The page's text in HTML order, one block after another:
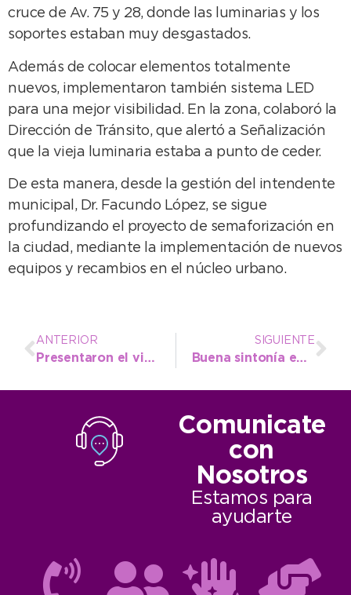
cruce de Av. 75 y 28, donde las luminarias y los
soportes estaban muy desgastados.
Además de colocar elementos totalmente
nuevos, implementaron también sistema LED
para una mejor visibilidad. En la zona, colaboró la
Dirección de Tránsito, que alertó a Señalización
que la vieja luminaria estaba a punto de ceder.
De esta manera, desde la gestión del intendente
municipal, Dr. Facundo López, se sigue
profundizando el proyecto de semaforización en
la ciudad, mediante la implementación de nuevos
equipos y recambios en el núcleo urbano.
ANTERIOR
Presentaron el video resumen de la última edición de NecoEmprende
SIGUIENTE
Buena sintonía entre López y la Cámara Comercial para avanzar en temas de importancia
Comunicate
con
Nosotros
Estamos para
ayudarte